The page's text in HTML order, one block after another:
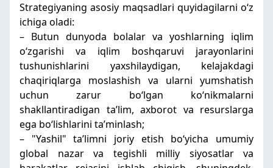
Strategiyaning asosiy maqsadlari quyidagilarni oʻz
ichiga oladi:
– Butun dunyoda bolalar va yoshlarning iqlim
oʻzgarishi va iqlim boshqaruvi jarayonlarini
tushunishlarini yaxshilaydigan, kelajakdagi
chaqiriqlarga moslashish va ularni yumshatish
uchun zarur boʻlgan koʻnikmalarni
shakllantiradigan taʼlim, axborot va resurslarga
ega boʻlishlarini taʼminlash;
– "Yashil" taʼlimni joriy etish boʻyicha umumiy
global nazar va tegishli milliy siyosatlar va